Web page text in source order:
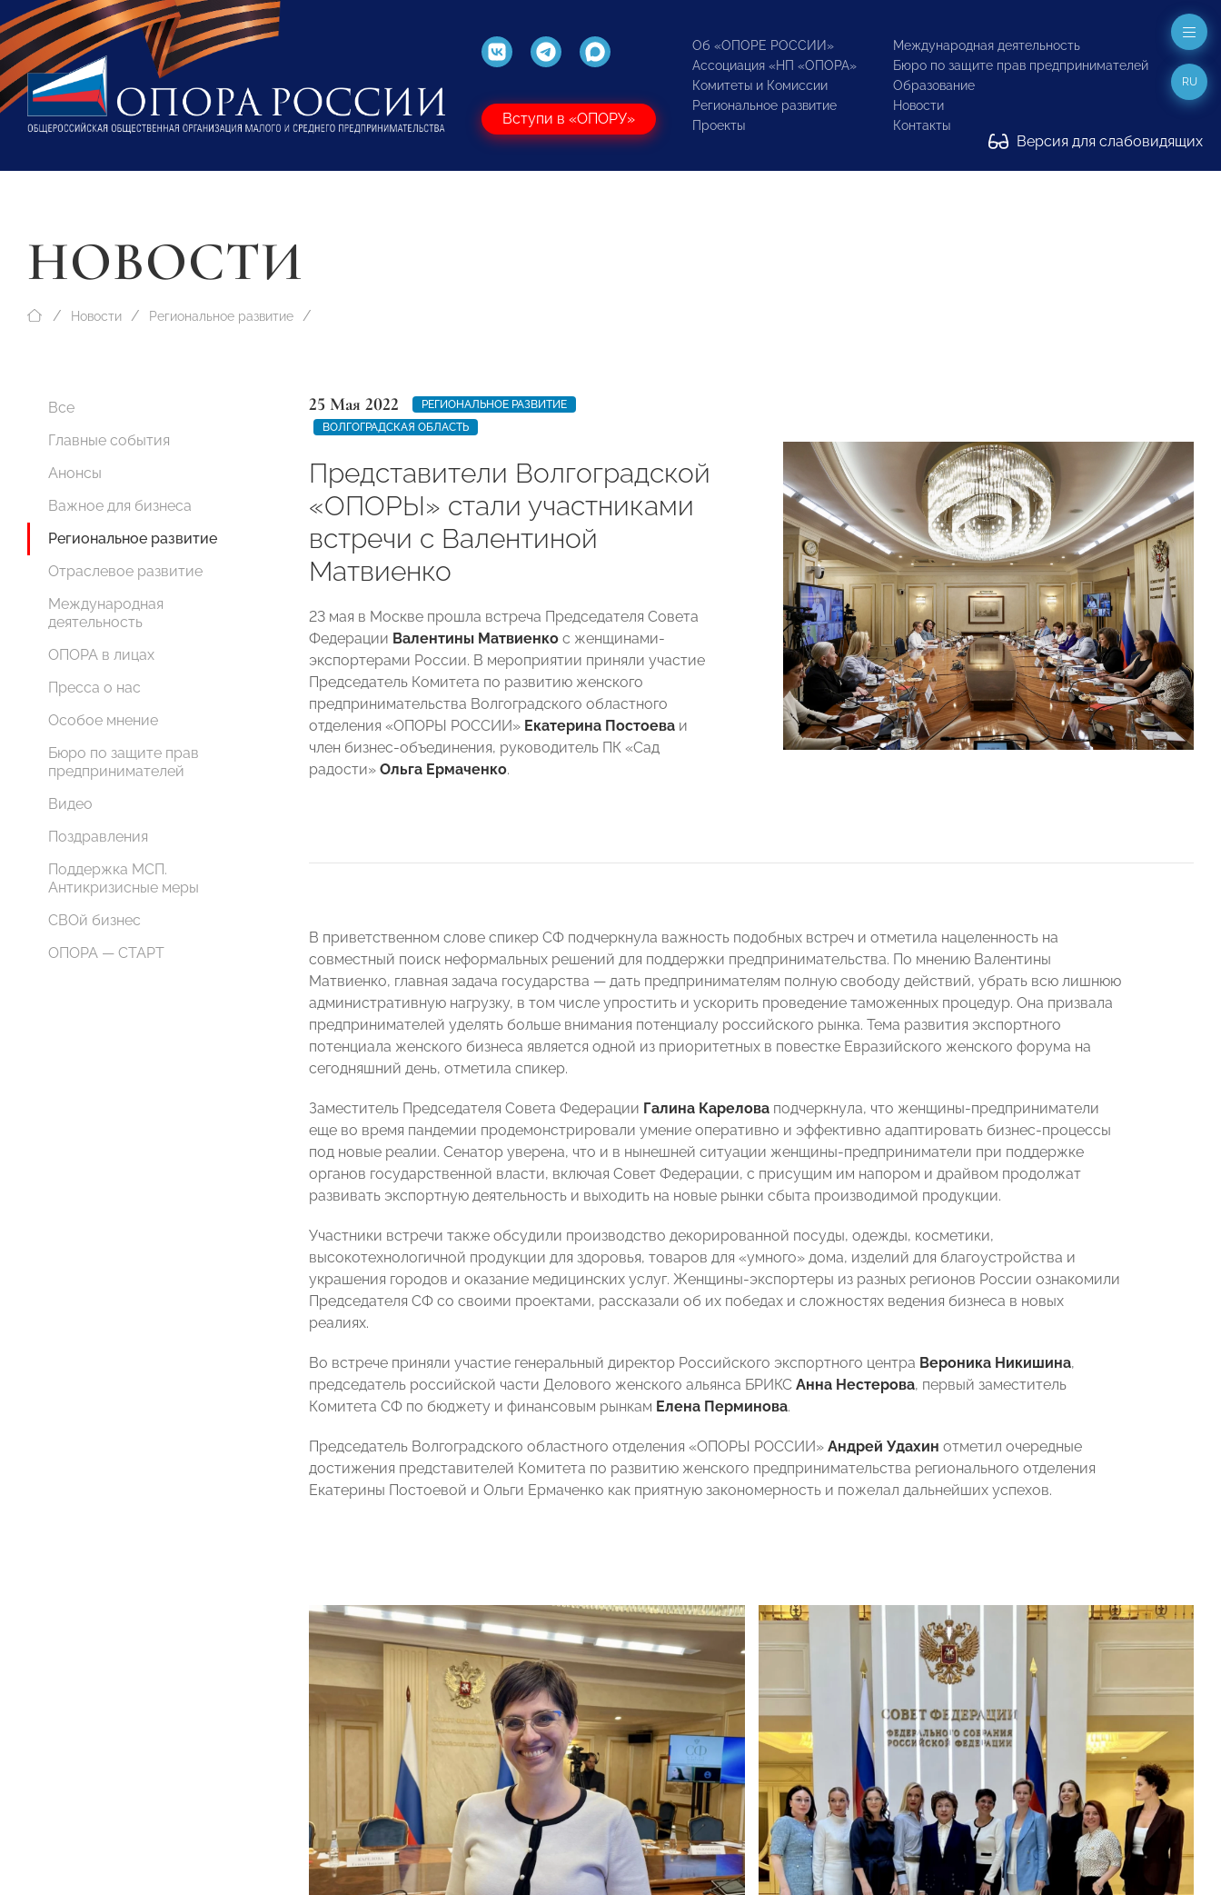
Вступи в «ОПОРУ»
Об «ОПОРЕ РОССИИ»
Ассоциация «НП «ОПОРА»
Комитеты и Комиссии
Региональное развитие
Проекты
Международная деятельность
Бюро по защите прав предпринимателей
Образование
Новости
Контакты
Версия для слабовидящих
RU
НОВОСТИ
Новости Региональное развитие
Все
Главные события
Анонсы
Важное для бизнеса
Региональное развитие
Отраслевое развитие
Международная
деятельность
ОПОРА в лицах
Пресса о нас
Особое мнение
Бюро по защите прав
предпринимателей
Видео
Поздравления
Поддержка МСП.
Антикризисные меры
СВОй бизнес
ОПОРА — СТАРТ
25 Мая 2022
РЕГИОНАЛЬНОЕ РАЗВИТИЕ
ВОЛГОГРАДСКАЯ ОБЛАСТЬ
Представители Волгоградской
«ОПОРЫ» стали участниками
встречи с Валентиной
Матвиенко
23 мая в Москве прошла встреча Председателя Совета
Федерации Валентины Матвиенко с женщинами-
экспортерами России. В мероприятии приняли участие
Председатель Комитета по развитию женского
предпринимательства Волгоградского областного
отделения «ОПОРЫ РОССИИ» Екатерина Постоева и
член бизнес-объединения, руководитель ПК «Сад
радости» Ольга Ермаченко.
В приветственном слове спикер СФ подчеркнула важность подобных встреч и отметила нацеленность на
совместный поиск неформальных решений для поддержки предпринимательства. По мнению Валентины
Матвиенко, главная задача государства — дать предпринимателям полную свободу действий, убрать всю лишнюю
административную нагрузку, в том числе упростить и ускорить проведение таможенных процедур. Она призвала
предпринимателей уделять больше внимания потенциалу российского рынка. Тема развития экспортного
потенциала женского бизнеса является одной из приоритетных в повестке Евразийского женского форума на
сегодняшний день, отметила спикер.
Заместитель Председателя Совета Федерации Галина Карелова подчеркнула, что женщины-предприниматели
еще во время пандемии продемонстрировали умение оперативно и эффективно адаптировать бизнес-процессы
под новые реалии. Сенатор уверена, что и в нынешней ситуации женщины-предприниматели при поддержке
органов государственной власти, включая Совет Федерации, с присущим им напором и драйвом продолжат
развивать экспортную деятельность и выходить на новые рынки сбыта производимой продукции.
Участники встречи также обсудили производство декорированной посуды, одежды, косметики,
высокотехнологичной продукции для здоровья, товаров для «умного» дома, изделий для благоустройства и
украшения городов и оказание медицинских услуг. Женщины-экспортеры из разных регионов России ознакомили
Председателя СФ со своими проектами, рассказали об их победах и сложностях ведения бизнеса в новых
реалиях.
Во встрече приняли участие генеральный директор Российского экспортного центра Вероника Никишина,
председатель российской части Делового женского альянса БРИКС Анна Нестерова, первый заместитель
Комитета СФ по бюджету и финансовым рынкам Елена Перминова.
Председатель Волгоградского областного отделения «ОПОРЫ РОССИИ» Андрей Удахин отметил очередные
достижения представителей Комитета по развитию женского предпринимательства регионального отделения
Екатерины Постоевой и Ольги Ермаченко как приятную закономерность и пожелал дальнейших успехов.